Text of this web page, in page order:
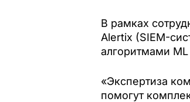
В рамках
Alertix (SIEM-
алгоритмами
«Экспертиза
помогут